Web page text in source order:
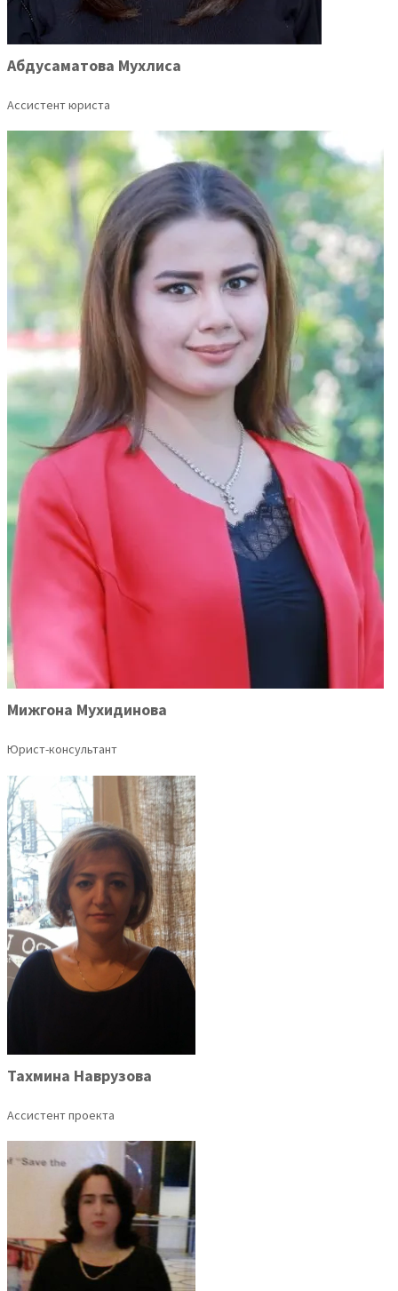
Абдусаматова Мухлиса
Ассистент юриста
Мижгона Мухидинова
Юрист-консультант
Тахмина Наврузова
Ассистент проекта